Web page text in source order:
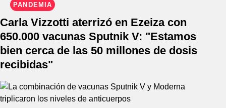
PANDEMIA
Carla Vizzotti aterrizó en Ezeiza con
650.000 vacunas Sputnik V: "Estamos
bien cerca de las 50 millones de dosis
recibidas"